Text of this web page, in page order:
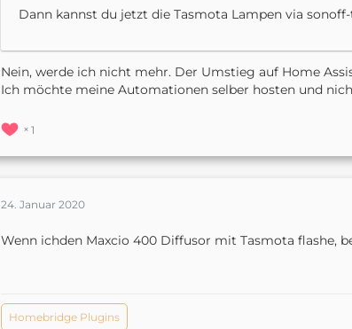
Dann kannst du jetzt die Tasmota Lampen via
Nein, werde ich nicht mehr. Der Umstieg auf Home
Ich möchte meine Automationen selber hosten und
1
24. Januar 2020
Wenn ichden Maxcio 400 Diffusor mit Tasmota flashe,
Homebridge Plugins